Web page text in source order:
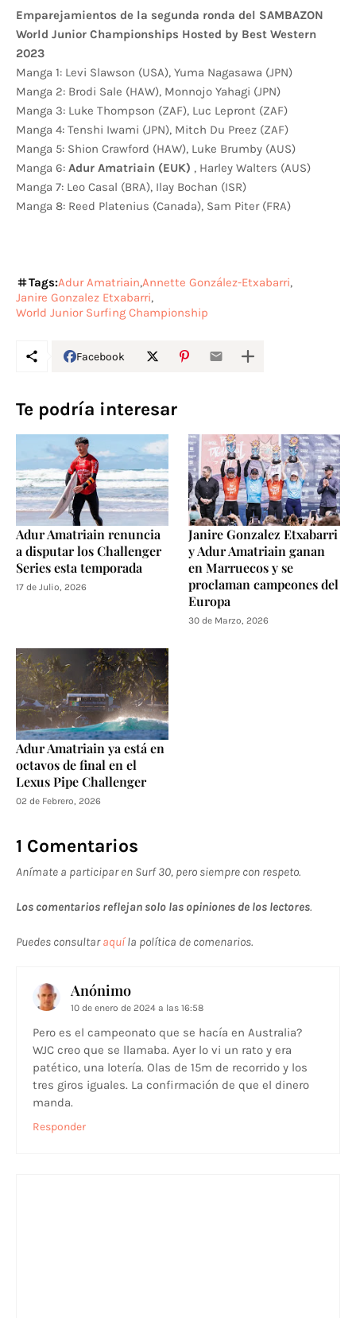
Emparejamientos de la segunda ronda del SAMBAZON
World Junior Championships Hosted by Best Western
2023
Manga 1: Levi Slawson (USA), Yuma Nagasawa (JPN)
Manga 2: Brodi Sale (HAW), Monnojo Yahagi (JPN)
Manga 3: Luke Thompson (ZAF), Luc Lepront (ZAF)
Manga 4: Tenshi Iwami (JPN), Mitch Du Preez (ZAF)
Manga 5: Shion Crawford (HAW), Luke Brumby (AUS)
Manga 6: Adur Amatriain (EUK) , Harley Walters (AUS)
Manga 7: Leo Casal (BRA), Ilay Bochan (ISR)
Manga 8: Reed Platenius (Canada), Sam Piter (FRA)
Tags:Adur Amatriain Annette González-Etxabarri
Janire Gonzalez Etxabarri
World Junior Surfing Championship
Facebook
Te podría interesar
Adur Amatriain renuncia
a disputar los Challenger
Series esta temporada
17 de Julio, 2026
Janire Gonzalez Etxabarri
y Adur Amatriain ganan
en Marruecos y se
proclaman campeones del
Europa
30 de Marzo, 2026
Adur Amatriain ya está en
octavos de final en el
Lexus Pipe Challenger
02 de Febrero, 2026
1 Comentarios
Anímate a participar en Surf 30, pero siempre con respeto.
Los comentarios reflejan solo las opiniones de los lectores.
Puedes consultaraquíla política de comenarios.
Anónimo
10 de enero de 2024 a las 16:58
Pero es el campeonato que se hacía en Australia?
WJC creo que se llamaba. Ayer lo vi un rato y era
patético, una lotería. Olas de 15m de recorrido y los
tres giros iguales. La confirmación de que el dinero
manda.
Responder